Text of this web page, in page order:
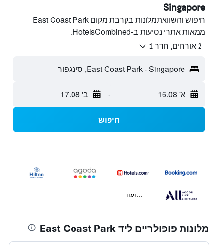
Singapore
חיפוש והשוואתמלונות בקרבת מקום East Coast Park
ממאות אתרי נסיעות ב-HotelsCombined.
2 אורחים, חדר 1
East Coast Park - Singapore, סינגפור
א' 16.08 - ב' 17.08
חיפוש
...ועוד
מלונות פופולריים ליד East Coast Park